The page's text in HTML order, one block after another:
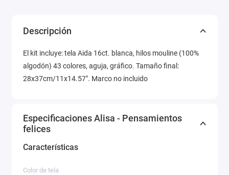
Descripción
El kit incluye: tela Aida 16ct. blanca, hilos mouline (100%
algodón) 43 colores, aguja, gráfico. Tamaño final:
28x37cm/11x14.57". Marco no incluido
Especificaciones Alisa - Pensamientos
felices
Características
Color de tela